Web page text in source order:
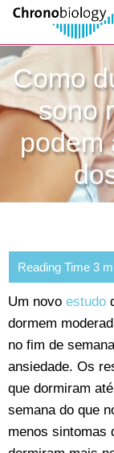
Como
sono
podem
Um novo estudo
dormem
no fim de
ansiedade. Os
que dormiram
semana do que
menos sintomas